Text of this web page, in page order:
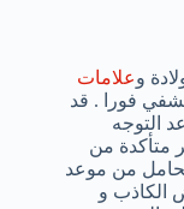
وعلامات
فورا . قد
التوجه
متأكدة من
من موعد
الكاذب و